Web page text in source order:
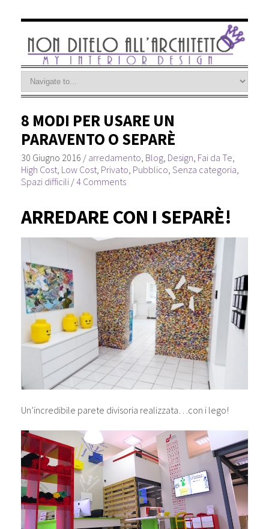
8 MODI PER USARE UN
PARAVENTO O SEPARÈ
30 Giugno 2016 / arredamento Blog, Design Fai da Te
High Cost, Low Cost, Privato Pubblico Senza categoria
Spazi difficili/4 Comments
ARREDARE CON I SEPARÈ!
Un’incredibile parete divisoria realizzata…con i lego!